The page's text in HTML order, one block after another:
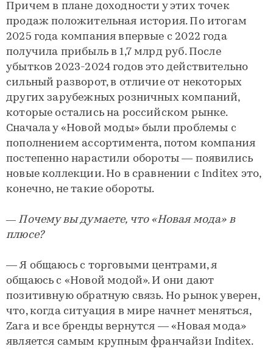
Причем в плане доходности у этих точек
продаж положительная история. По итогам
2025 года компания впервые с 2022 года
получила прибыль в 1,7 млрд руб. После
убытков 2023-2024 годов это действительно
сильный разворот, в отличие от некоторых
других зарубежных розничных компаний,
которые остались на российском рынке.
Сначала у «Новой моды» были проблемы с
пополнением ассортимента, потом компания
постепенно нарастили обороты — появились
новые коллекции. Но в сравнении с Inditex это,
конечно, не такие обороты.
— Почему вы думаете, что «Новая мода» в
плюсе?
— Я общаюсь с торговыми центрами, я
общаюсь с «Новой модой». И они дают
позитивную обратную связь. Но рынок уверен,
что, когда ситуация в мире начнет меняться,
Zara и все бренды вернутся — «Новая мода»
является самым крупным франчайзи Inditex.